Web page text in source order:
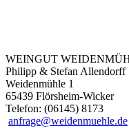
WEINGUT
Philipp & Stefan Allendorff
Weidenmühle 1
65439 Flörsheim-Wicker
Telefon: (06145) 8173
anfrage@weidenmuehle.de